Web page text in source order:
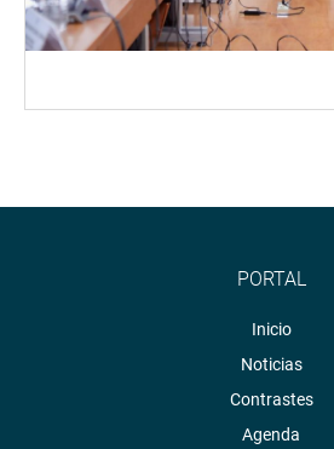
PORTAL
Inicio
Noticias
Contrastes
Agenda